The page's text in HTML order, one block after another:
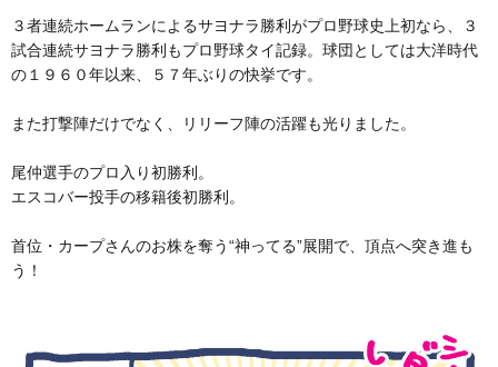
３者連続ホームランによるサヨナラ勝利がプロ野球史上初なら、３
試合連続サヨナラ勝利もプロ野球タイ記録。球団としては大洋時代
の１９６０年以来、５７年ぶりの快挙です。
また打撃陣だけでなく、リリーフ陣の活躍も光りました。
尾仲選手のプロ入り初勝利。
エスコバー投手の移籍後初勝利。
首位・カープさんのお株を奪う“神ってる”展開で、頂点へ突き進も
う！